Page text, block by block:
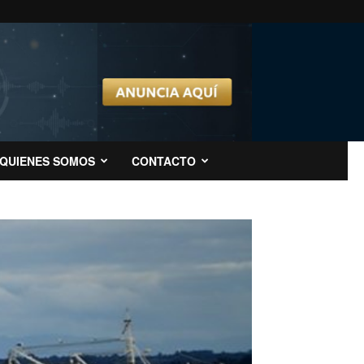
QUIENES SOMOS CONTACTO